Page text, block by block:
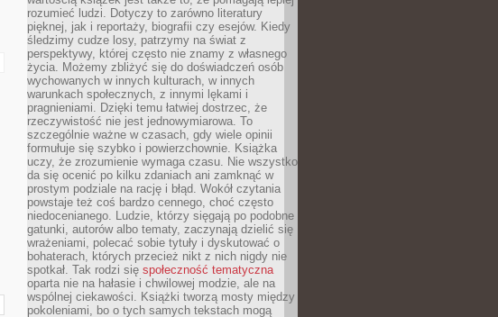
rozumieć ludzi. Dotyczy to zarówno literatury
pięknej, jak i reportaży, biografii czy esejów. Kiedy
śledzimy cudze losy, patrzymy na świat z
perspektywy, której często nie znamy z własnego
życia. Możemy zbliżyć się do doświadczeń osób
wychowanych w innych kulturach, w innych
warunkach społecznych, z innymi lękami i
pragnieniami. Dzięki temu łatwiej dostrzec, że
rzeczywistość nie jest jednowymiarowa. To
szczególnie ważne w czasach, gdy wiele opinii
formułuje się szybko i powierzchownie. Książka
uczy, że zrozumienie wymaga czasu. Nie wszystko
da się ocenić po kilku zdaniach ani zamknąć w
prostym podziale na rację i błąd. Wokół czytania
powstaje też coś bardzo cennego, choć często
niedocenianego. Ludzie, którzy sięgają po podobne
gatunki, autorów albo tematy, zaczynają dzielić się
wrażeniami, polecać sobie tytuły i dyskutować o
bohaterach, których przecież nikt z nich nigdy nie
spotkał. Tak rodzi się społeczność tematyczna
oparta nie na hałasie i chwilowej modzie, ale na
wspólnej ciekawości. Książki tworzą mosty między
pokoleniami, bo o tych samych tekstach mogą